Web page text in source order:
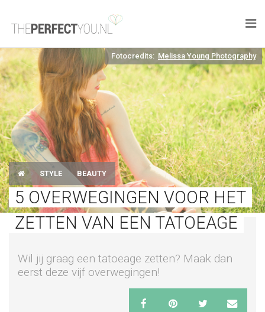

KNAPLEKKER
FOOD
SPORT
DROOM HOME
STYLE
BUSINESS
WELL TRAVELED
Fotocredits: Melissa Young Photography
STYLE BEAUTY
5 OVERWEGINGEN VOOR HET
ZETTEN VAN EEN TATOEAGE
Wil jij graag een tatoeage zetten? Maak dan
eerst deze vijf overwegingen!